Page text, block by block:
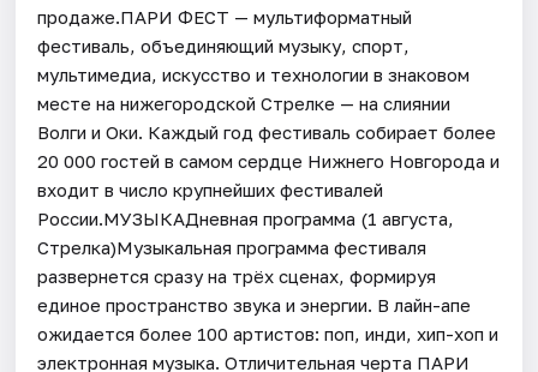
продаже.ПАРИ ФЕСТ — мультиформатный
фестиваль, объединяющий музыку, спорт,
мультимедиа, искусство и технологии в знаковом
месте на нижегородской Стрелке — на слиянии
Волги и Оки. Каждый год фестиваль собирает более
20 000 гостей в самом сердце Нижнего Новгорода и
входит в число крупнейших фестивалей
России.МУЗЫКАДневная программа (1 августа,
Стрелка)Музыкальная программа фестиваля
развернется сразу на трёх сценах, формируя
единое пространство звука и энергии. В лайн-апе
ожидается более 100 артистов: поп, инди, хип-хоп и
электронная музыка. Отличительная черта ПАРИ